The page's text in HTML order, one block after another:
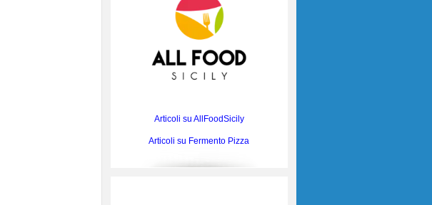
Articoli su AllFoodSicily
Articoli su Fermento Pizza